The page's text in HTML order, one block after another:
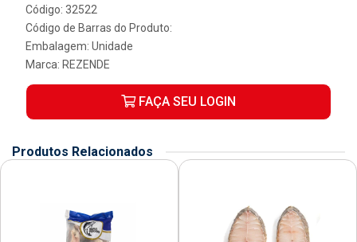
Código: 32522
Código de Barras do Produto:
Embalagem: Unidade
Marca: REZENDE
FAÇA SEU LOGIN
Produtos Relacionados